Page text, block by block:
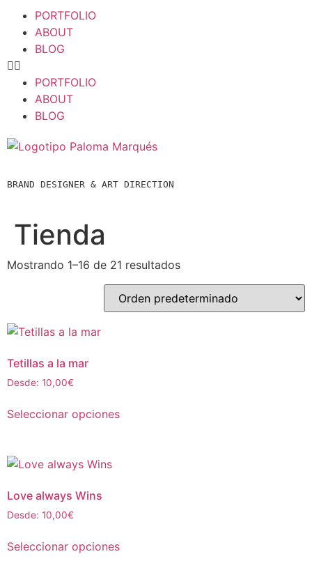
PORTFOLIO
ABOUT
BLOG
PORTFOLIO
ABOUT
BLOG
BRAND DESIGNER & ART DIRECTION
Tienda
Mostrando 1–16 de 21 resultados
Tetillas a la mar
Desde: 10,00€
Seleccionar opciones
Love always Wins
Desde: 10,00€
Seleccionar opciones